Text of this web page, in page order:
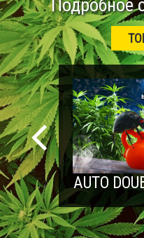
Подробное
AUTO